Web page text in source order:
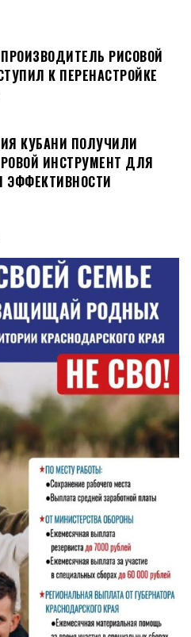
РИСОВОЙ
К ПЕРЕНАСТРОЙКЕ
КУБАНИ ПОЛУЧИЛИ
ИНСТРУМЕНТ ДЛЯ